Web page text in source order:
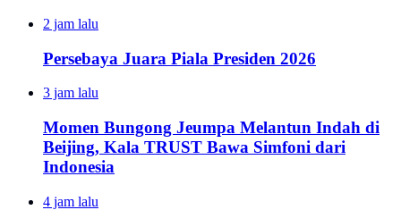
2 jam lalu
Persebaya Juara Piala Presiden 2026
3 jam lalu
Momen Bungong Jeumpa Melantun Indah di
Beijing, Kala TRUST Bawa Simfoni dari
Indonesia
4 jam lalu